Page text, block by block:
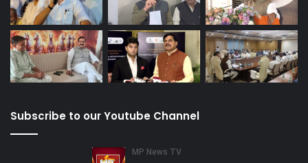
Subscribe to our Youtube Channel